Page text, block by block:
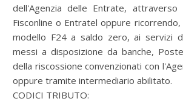
dell'Agenzia delle Entrate, attraverso
Fisconline o Entratel oppure
modello F24 a saldo zero, ai servizi
messi a disposizione da banche,
della riscossione convenzionati con
oppure tramite intermediario abilitato.
CODICI TRIBUTO: